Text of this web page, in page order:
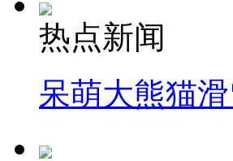
热点新闻
呆萌大熊猫